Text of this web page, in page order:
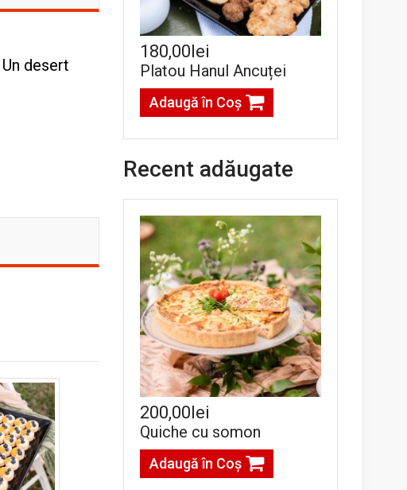
desert
180,00lei
Platou Hanul Ancuței
Adaugă în Coş
Recent adăugate
200,00lei
Quiche cu somon
Adaugă în Coş